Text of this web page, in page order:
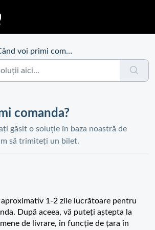
voi primi comanda?
comanda?
găsit o soluție în baza noastră de
să trimiteți un bilet.
aproximativ 1-2 zile lucrătoare pentru
După aceea, vă puteți aștepta la
de livrare, în funcție de țara în